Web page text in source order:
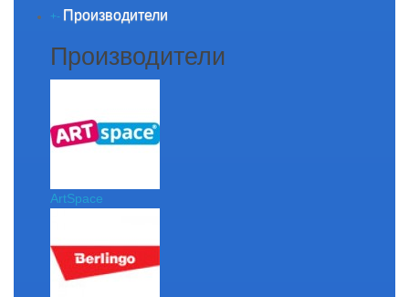
+- Производители
Производители
ArtSpace